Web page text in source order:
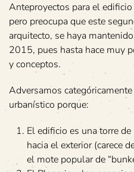
Anteproyectos para el
pero preocupa que este
arquitecto, se haya
2015, pues hasta hace muy
y conceptos.
Adversamos
urbanístico porque:
El edificio es una torre
hacia el exterior (carece
el mote popular de